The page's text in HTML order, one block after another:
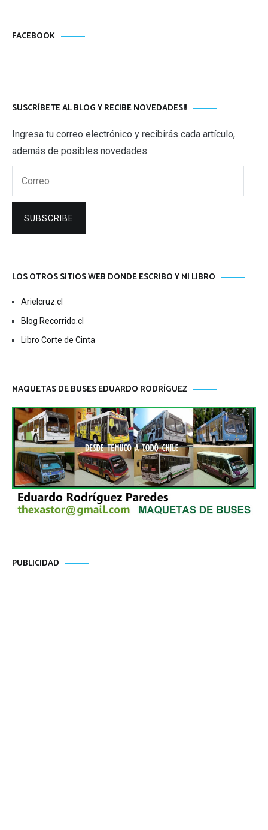
FACEBOOK
SUSCRÍBETE AL BLOG Y RECIBE NOVEDADES!!
Ingresa tu correo electrónico y recibirás cada artículo,
además de posibles novedades.
SUBSCRIBE
LOS OTROS SITIOS WEB DONDE ESCRIBO Y MI LIBRO
Arielcruz.cl
Blog Recorrido.cl
Libro Corte de Cinta
MAQUETAS DE BUSES EDUARDO RODRÍGUEZ
PUBLICIDAD